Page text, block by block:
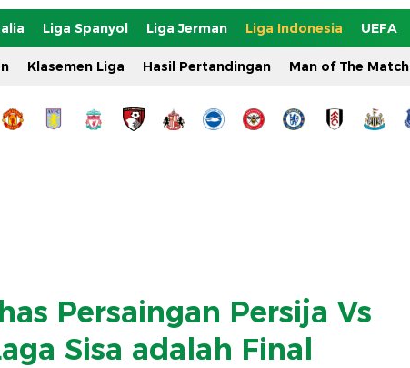
Liga Spanyol Liga Jerman Liga Indonesia UEFA
Klasemen Liga Hasil Pertandingan Man of The Match
Persaingan Persija Vs
Sisa adalah Final